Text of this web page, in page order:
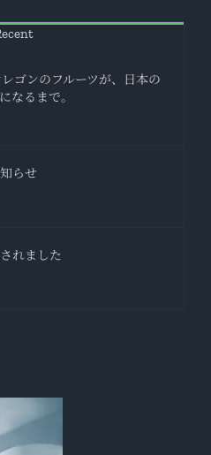
ゴンのフルーツが、日本の
なるまで。
らせ
れました